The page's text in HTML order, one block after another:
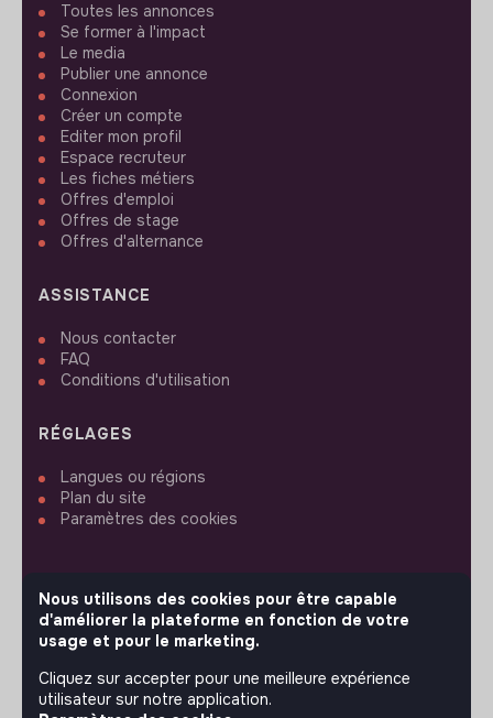
Toutes les annonces
Se former à l'impact
Le media
Publier une annonce
Connexion
Créer un compte
Editer mon profil
Espace recruteur
Les fiches métiers
Offres d'emploi
Offres de stage
Offres d'alternance
ASSISTANCE
Nous contacter
FAQ
Conditions d'utilisation
RÉGLAGES
Langues ou régions
Plan du site
Paramètres des cookies
SUIVEZ-NOUS
Nous utilisons des cookies pour être capable
d'améliorer la plateforme en fonction de votre
usage et pour le marketing.
Cliquez sur accepter pour une meilleure expérience
utilisateur sur notre application.